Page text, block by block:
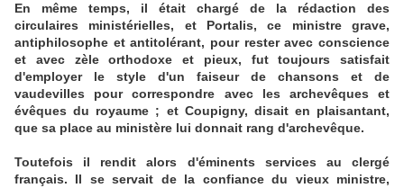
En même temps, il était chargé de la rédaction des
circulaires ministérielles, et Portalis, ce ministre grave,
antiphilosophe et antitolérant, pour rester avec conscience
et avec zèle orthodoxe et pieux, fut toujours satisfait
d'employer le style d'un faiseur de chansons et de
vaudevilles pour correspondre avec les archevêques et
évêques du royaume ; et Coupigny, disait en plaisantant,
que sa place au ministère lui donnait rang d'archevêque.
Toutefois il rendit alors d'éminents services au clergé
français. Il se servait de la confiance du vieux ministre,